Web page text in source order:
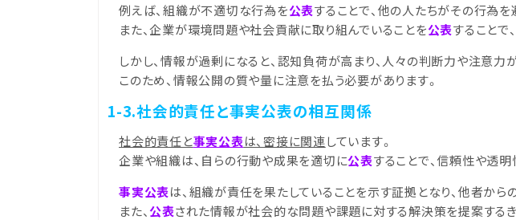
例えば、組織が不適切な行為を公表することで、他の人たちがその行為
また、企業が環境問題や社会貢献に取り組んでいることを公表することで
しかし、情報が過剰になると、認知負荷が高まり、人々の判断力や注意力
このため、情報公開の質や量に注意を払う必要があります。
1-3.社会的責任と事実公表の相互関係
社会的責任と事実公表は、密接に関連しています。
企業や組織は、自らの行動や成果を適切に公表することで、信頼性や透
事実公表は、組織が責任を果たしていることを示す証拠となり、他者から
また、公表された情報が社会的な問題や課題に対する解決策を提案するき